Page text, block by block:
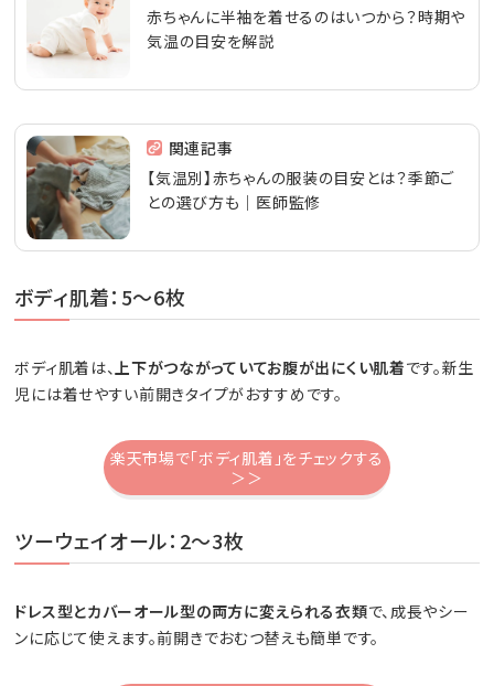
赤ちゃんに半袖を着せるのはいつから？時期や
気温の目安を解説
関連記事
【気温別】赤ちゃんの服装の目安とは？季節ご
との選び方も｜医師監修
ボディ肌着：5～6枚
ボディ肌着は、 上下がつながっていてお腹が出にくい肌着です。新生
児には着せやすい前開きタイプがおすすめです。
楽天市場で「ボディ肌着」をチェックする
＞＞
ツーウェイオール：2～3枚
ドレス型とカバーオール型の両方に変えられる衣類で、成長やシー
ンに応じて使えます。前開きでおむつ替えも簡単です。